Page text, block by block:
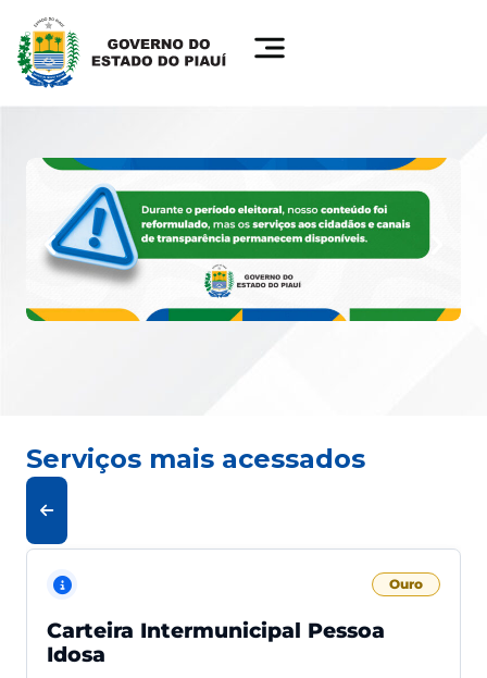
Serviços mais acessados
Ouro
Carteira Intermunicipal Pessoa
Idosa